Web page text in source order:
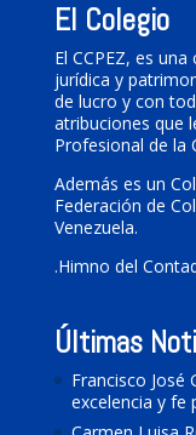
El Colegio
El CCPEZ, es
jurídica y
de lucro y con
atribuciones que
Profesional de la
Además es un
Federación de
Venezuela.
.Himno del
Últimas
Francisco José
excelencia y fe